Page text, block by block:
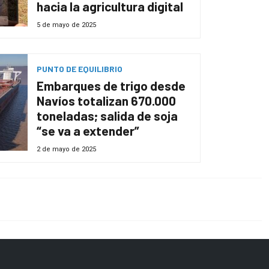
hacia la agricultura digital
5 de mayo de 2025
PUNTO DE EQUILIBRIO
Embarques de trigo desde
Navíos totalizan 670.000
toneladas; salida de soja
“se va a extender”
2 de mayo de 2025